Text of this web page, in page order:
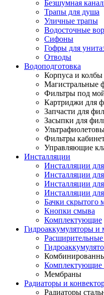
Безшумная
Трапы для душа
Уличные трапы
Водосточные
Сифоны
Гофры для
Отводы
Водоподготовка
Корпуса и колбы
Магистральные
Фильтры под
Картриджи для
Запчасти для
Засыпки для
Фильтры
Управляющие
Инсталляции
Инсталляции
Инсталляции
Инсталляции
Инсталляции
Бачки скрытого
Кнопки смыва
Комплектующие
Гидроаккумуляторы и
Комплектующие
Мембраны
Радиаторы и
Радиаторы